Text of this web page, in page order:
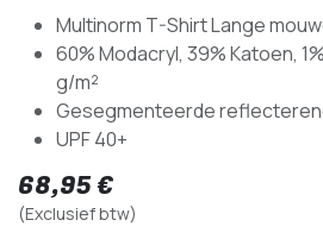
Multinorm T-Shirt Lange
60% Modacryl, 39% Katoen,
g/m²
Gesegmenteerde
UPF 40+
68,95€
(Exclusief btw)